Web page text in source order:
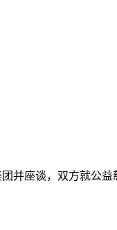
并座谈，双方就公